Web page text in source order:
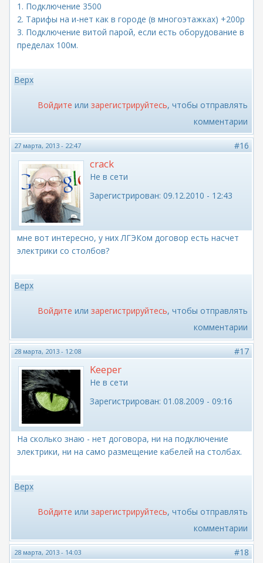
1. Подключение 3500
2. Тарифы на и-нет как в городе (в многоэтажках) +200р
3. Подключение витой парой, если есть оборудование в
пределах 100м.
Верх
Войдите или зарегистрируйтесь, чтобы отправлять
комментарии
27 марта, 2013 - 22:47 #16
crack
Не в сети
Зарегистрирован: 09.12.2010 - 12:43
мне вот интересно, у них ЛГЭКом договор есть насчет
электрики со столбов?
Верх
Войдите или зарегистрируйтесь, чтобы отправлять
комментарии
28 марта, 2013 - 12:08 #17
Keeper
Не в сети
Зарегистрирован: 01.08.2009 - 09:16
На сколько знаю - нет договора, ни на подключение
электрики, ни на само размещение кабелей на столбах.
Верх
Войдите или зарегистрируйтесь, чтобы отправлять
комментарии
28 марта, 2013 - 14:03 #18